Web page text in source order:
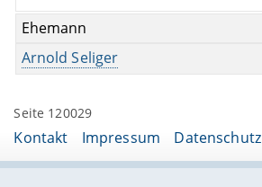
Ehemann
Arnold Seliger
Seite 120029
Kontakt Impressum Datenschutz